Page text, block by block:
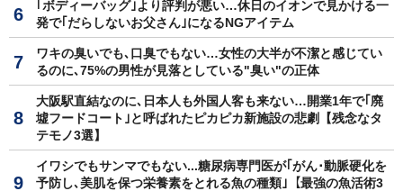
｢ボディーバッグ｣より評判が悪い…休日のイオンで見かける一
発で｢だらしないお父さん｣になるNGアイテム
ワキの臭いでも､口臭でもない…女性の大半が不潔と感じてい
るのに､75%の男性が見落としている"臭い"の正体
大阪駅直結なのに､日本人も外国人客も来ない…開業1年で｢廃
墟フードコート｣と呼ばれたピカピカ新施設の悲劇【残念なタ
テモノ3選】
イワシでもサンマでもない...糖尿病専門医が｢がん･動脈硬化を
予防し､美肌を保つ栄養素をとれる魚の種類｣【最強の魚活術3